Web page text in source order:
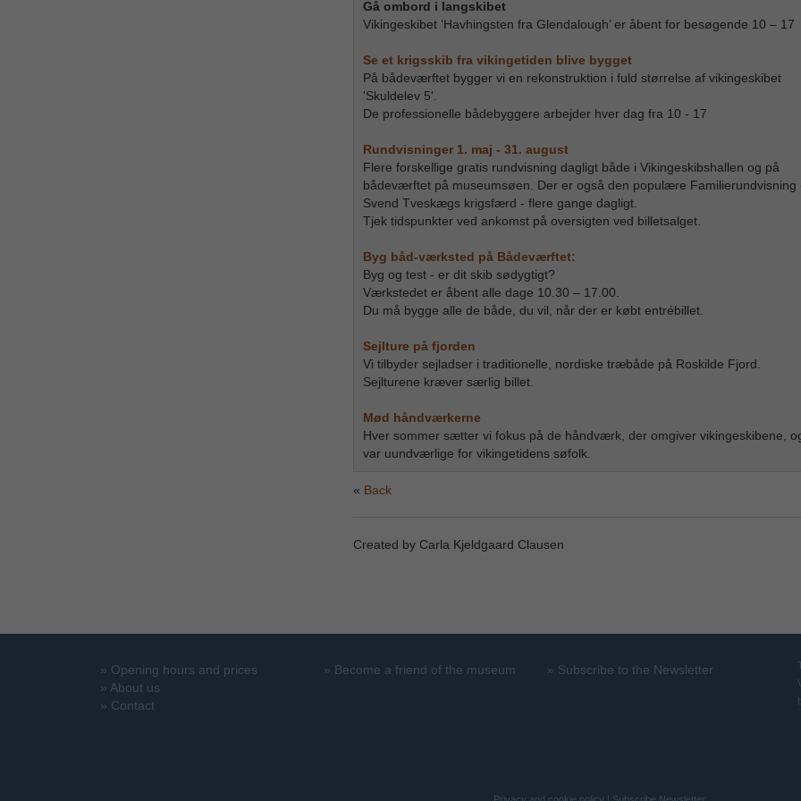
Gå ombord i langskibet
Vikingeskibet ‘Havhingsten fra Glendalough’ er åbent for besøgende 10 – 17
Se et krigsskib fra vikingetiden blive bygget
På bådeværftet bygger vi en rekonstruktion i fuld størrelse af vikingeskibet
'Skuldelev 5'.
De professionelle bådebyggere arbejder hver dag fra 10 - 17
Rundvisninger 1. maj - 31. august
Flere forskellige gratis rundvisning dagligt både i Vikingeskibshallen og på
bådeværftet på museumsøen. Der er også den populære Familierundvisning
Svend Tveskægs krigsfærd - flere gange dagligt.
Tjek tidspunkter ved ankomst på oversigten ved billetsalget.
Byg båd-værksted på Bådeværftet:
Byg og test - er dit skib sødygtigt?
Værkstedet er åbent alle dage 10.30 – 17.00.
Du må bygge alle de både, du vil, når der er købt entrébillet.
Sejlture på fjorden
Vi tilbyder sejladser i traditionelle, nordiske træbåde på Roskilde Fjord.
Sejlturene kræver særlig billet.
Mød håndværkerne
Hver sommer sætter vi fokus på de håndværk, der omgiver vikingeskibene,
var uundværlige for vikingetidens søfolk.
Back
Created by Carla Kjeldgaard Clausen
» Opening hours and prices
» About us
» Contact
» Become a friend of the museum » Subscribe to the Newsletter